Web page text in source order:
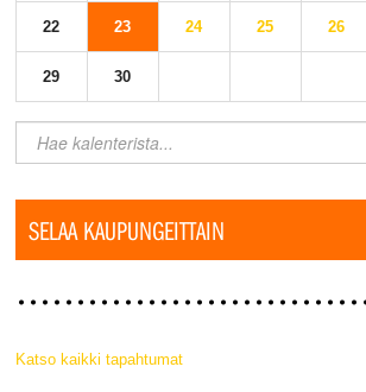
22 23 24 25 26
29 30
SELAA KAUPUNGEITTAIN
Katso kaikki tapahtumat